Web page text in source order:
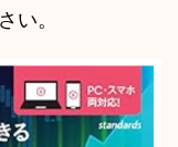
い。